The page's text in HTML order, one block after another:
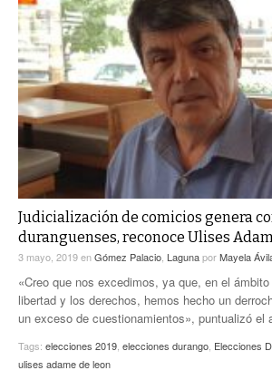
Judicialización de comicios genera
duranguenses, reconoce Ulises
3 mayo, 2019enGómez Palacio, LagunaporMayela
«Creo que nos excedimos, ya que, en el
libertad y los derechos, hemos hecho un
un exceso de cuestionamientos», puntualizó el
Tags: elecciones 2019, elecciones durango, Elecciones
ulises adame de leon